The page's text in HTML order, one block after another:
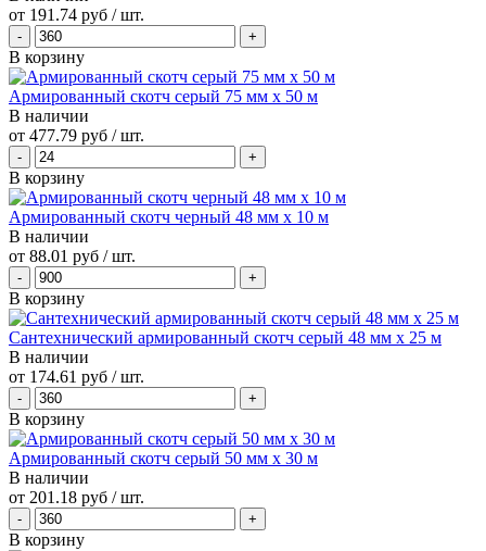
от 191.74 руб / шт.
В корзину
Армированный скотч серый 75 мм х 50 м
В наличии
от 477.79 руб / шт.
В корзину
Армированный скотч черный 48 мм х 10 м
В наличии
от 88.01 руб / шт.
В корзину
Сантехнический армированный скотч серый 48 мм х 25 м
В наличии
от 174.61 руб / шт.
В корзину
Армированный скотч серый 50 мм х 30 м
В наличии
от 201.18 руб / шт.
В корзину